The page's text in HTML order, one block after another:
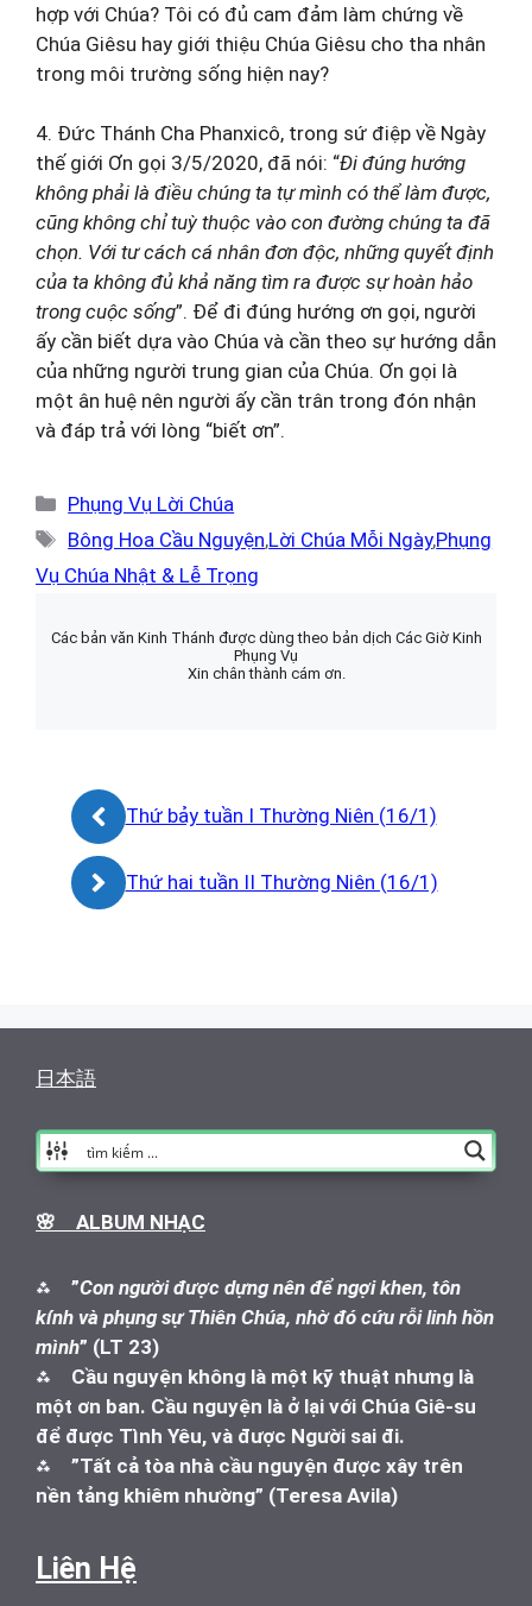
hợp với Chúa? Tôi có đủ cam đảm làm chứng về
Chúa Giêsu hay giới thiệu Chúa Giêsu cho tha nhân
trong môi trường sống hiện nay?
4. Đức Thánh Cha Phanxicô, trong sứ điệp về Ngày
thế giới Ơn gọi 3/5/2020, đã nói: “Đi đúng hướng
không phải là điều chúng ta tự mình có thể làm được,
cũng không chỉ tuỳ thuộc vào con đường chúng ta đã
chọn. Với tư cách cá nhân đơn độc, những quyết định
của ta không đủ khả năng tìm ra được sự hoàn hảo
trong cuộc sống”. Để đi đúng hướng ơn gọi, người
ấy cần biết dựa vào Chúa và cần theo sự hướng dẫn
của những người trung gian của Chúa. Ơn gọi là
một ân huệ nên người ấy cần trân trong đón nhận
và đáp trả với lòng “biết ơn”.
Danh
mục
Phụng Vụ Lời Chúa
Thẻ
Bông Hoa Cầu Nguyện,Lời Chúa Mỗi Ngày,Phụng
Vụ Chúa Nhật & Lễ Trọng
Các bản văn Kinh Thánh được dùng theo bản dịch Các Giờ Kinh
Phụng Vụ
Xin chân thành cám ơn.
Thứ bảy tuần I Thường Niên (16/1)
Thứ hai tuần II Thường Niên (16/1)
日本語
🌸 ALBUM NHẠC
⁂ ”Con người được dựng nên để ngợi khen, tôn
kính và phụng sự Thiên Chúa, nhờ đó cứu rỗi linh hồn
mình” (LT 23)
⁂ Cầu nguyện không là một kỹ thuật nhưng là
một ơn ban. Cầu nguyện là ở lại với Chúa Giê-su
để được Tình Yêu, và được Người sai đi.
⁂ ”Tất cả tòa nhà cầu nguyện được xây trên
nền tảng khiêm nhường” (Teresa Avila)
Liên Hệ